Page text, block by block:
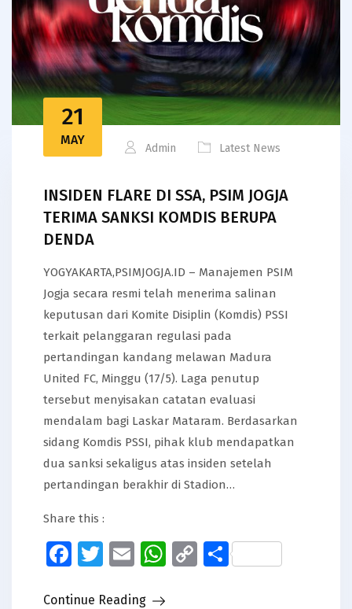
21
MAY
Admin Latest News
INSIDEN FLARE DI SSA, PSIM JOGJA
TERIMA SANKSI KOMDIS BERUPA
DENDA
YOGYAKARTA,PSIMJOGJA.ID – Manajemen PSIM
Jogja secara resmi telah menerima salinan
keputusan dari Komite Disiplin (Komdis) PSSI
terkait pelanggaran regulasi pada
pertandingan kandang melawan Madura
United FC, Minggu (17/5). Laga penutup
tersebut menyisakan catatan evaluasi
mendalam bagi Laskar Mataram. Berdasarkan
sidang Komdis PSSI, pihak klub mendapatkan
dua sanksi sekaligus atas insiden setelah
pertandingan berakhir di Stadion…
Share this :
Facebook
Twitter
EmailWhatsApp
CopyShare
Continue Reading